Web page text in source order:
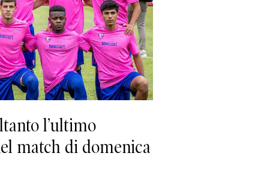
l’ultimo
match di domenica